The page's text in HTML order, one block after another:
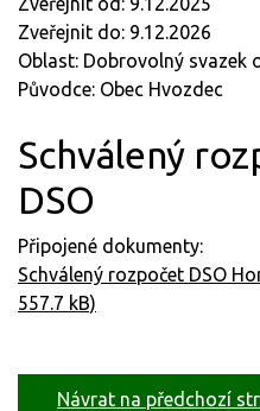
Zveřejnit do: 9.12.2026
Oblast: Dobrovolný svazek
Původce: Obec Hvozdec
Schválený
DSO
Připojené dokumenty:
Schválený rozpočet DSO
557.7 kB)
Návrat na předchozí